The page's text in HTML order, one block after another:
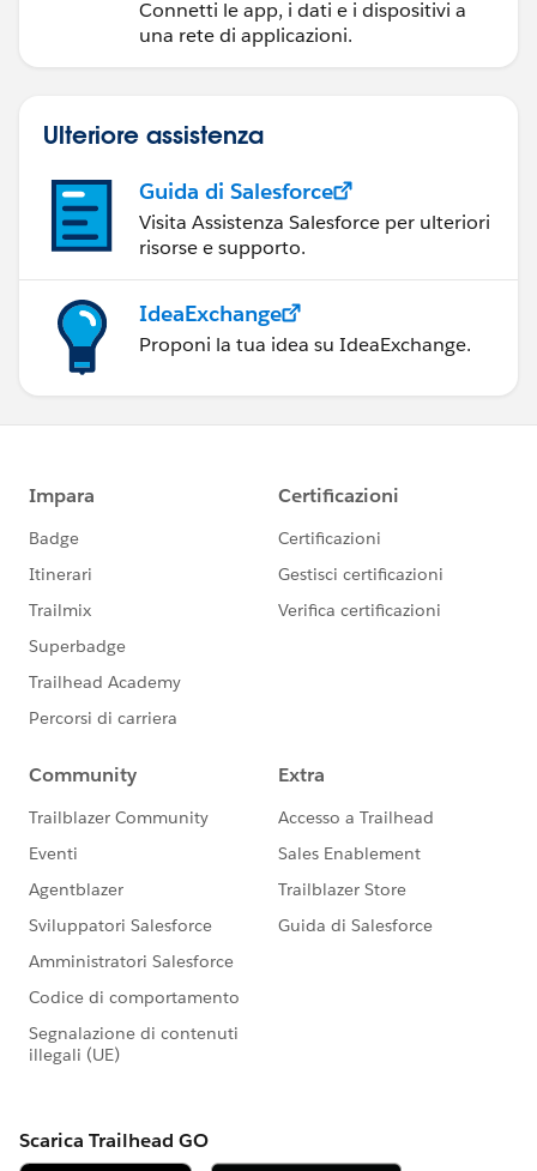
Connetti le app, i dati e i dispositivi a
una rete di applicazioni.
Ulteriore assistenza
Guida di Salesforce
Visita Assistenza Salesforce per ulteriori
risorse e supporto.
IdeaExchange
Proponi la tua idea su IdeaExchange.